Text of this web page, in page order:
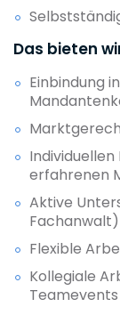
Das bieten
Einbindung
erfahrenen
Aktive
Fachanwalt)
Flexible
Kollegiale
Teamevents